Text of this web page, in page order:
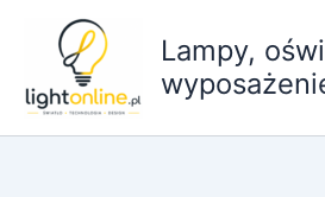
Lampy,